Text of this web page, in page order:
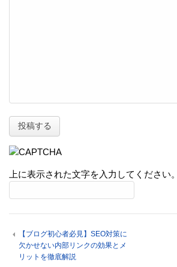
上に表示された文字を入力してください。
【ブログ初心者必見】SEO対策に
欠かせない内部リンクの効果とメ
リットを徹底解説